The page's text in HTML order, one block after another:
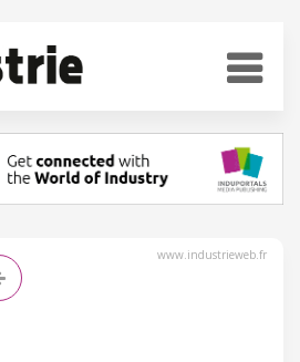
www.industrieweb.fr